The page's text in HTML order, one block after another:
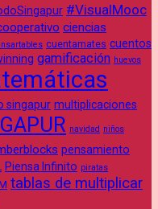
#VisualMooc
ciencias
cuentamates cuentos
gamificación huevos
singapur multiplicaciones
navidad niños
pensamiento
Piensa Infinito piratas
tablas de multiplicar